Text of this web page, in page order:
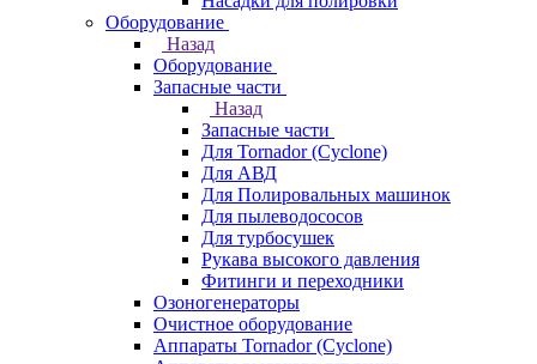
Оборудование
Назад
Оборудование
Запасные части
Назад
Запасные части
Для Tornador (Cyclone)
Для АВД
Для Полировальных машинок
Для пылеводососов
Для турбосушек
Рукава высокого давления
Фитинги и переходники
Озоногенераторы
Очистное оборудование
Аппараты Tornador (Cyclone)